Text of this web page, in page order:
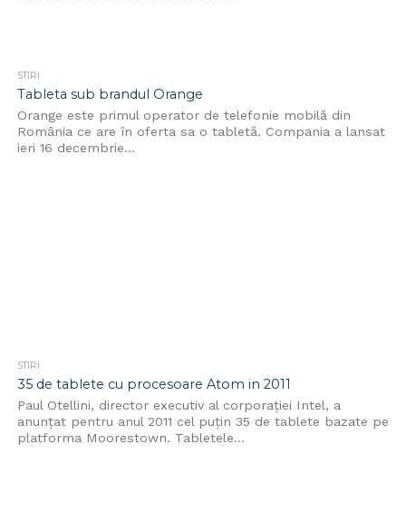
STIRI
Tableta sub brandul Orange
Orange este primul operator de telefonie mobilă din
România ce are în oferta sa o tabletă. Compania a lansat
ieri 16 decembrie...
STIRI
35 de tablete cu procesoare Atom in 2011
Paul Otellini, director executiv al corporației Intel, a
anunțat pentru anul 2011 cel puțin 35 de tablete bazate pe
platforma Moorestown. Tabletele...